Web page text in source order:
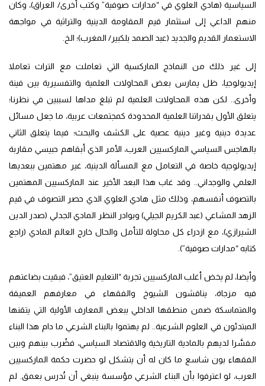
السياسية (هادي العلوي في “مدارات صوفية” وكتب أخرى/ العراق)، وكان
منهم الداعي إلى استثمار قيم المقاومة الدينية والتراثية في مواجهة
الاستعمار القديم والجديد (عبد الصمد بلكبير/ المغرب)؛ الخ.
إلى غير ذلك من النماذج الماركسية التي تعاملت مع التراث تعاملا
إيديولوجيا، ظل يمارس بعض المحاولات العلمية والتفسيرية بين فينة
وأخرى.. لكن هذه المحاولات العلمية لم تبلغ مداها لسببين في نظرنا؛
يتعلق الأول بقدراتنا العلمية المحدودة كمجتمعات عربية، ما جعل مسائل
عديدة دينية وغير دينية عصية على الكشف والبحث؛ فيما يتعلق الثاني
بالهاجس السياسي الماركسيين العرب، الأمر الذي أبقاهم حبيسي مقاربة
إيديولوجية خاصة في التعامل مع المسألة الدينية، غير مهتمين ببعديها
العلمي والوجداني.. وقد غاب هذا البعد الأخير عند الماركسيين المهتمين
بالتصوف أنفسهم، وذلك مثل هادي العلوي الذي حصر التصوف في قيم
الزهد المشاعي (عبد الكريم الجيلي) وبوادر النظر المادي الجدلي (صدر الدين
الشيرازي)، مع ازدراء كل محاولة للتأمل والحال خارج العالم المادي (راجع
كتابه “مدارات صوفية”).
وأيضا، لم يخض أغلب الماركسيين تجربة “التعليم العتيق”، فبقيت بضاعتهم
فيه مزجاة، يناقشون الشيوخ والفقهاء في معارفهم العميقة
والمتماسكة ضمن منطقها الداخلي ببعض المعارف الأولية التي يتقنها
المبتدئون في العلوم الشرعية.. لم يهتموا بالبناء الشرعي ما دام هذا البناء
مفسَّرا لديهم بالمادية التاريخية والاقتصاد السياسي، فضُرب بينهم وبين
الفقهاء بون شاسع ما كان له أن يتشكل لو حضرت حكمة الماركسيين
العرب، لو اعترفوا بأن البناء الشرعي مؤسسة ينبغي أن تُدرس بعمق. لم